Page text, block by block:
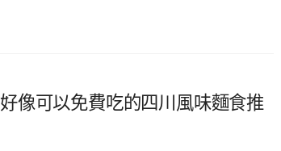
像可以免費吃的四川風味麵食推